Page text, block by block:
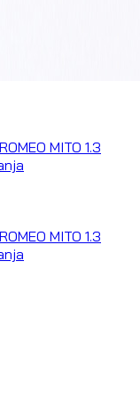
MITO 1.3
MITO 1.3